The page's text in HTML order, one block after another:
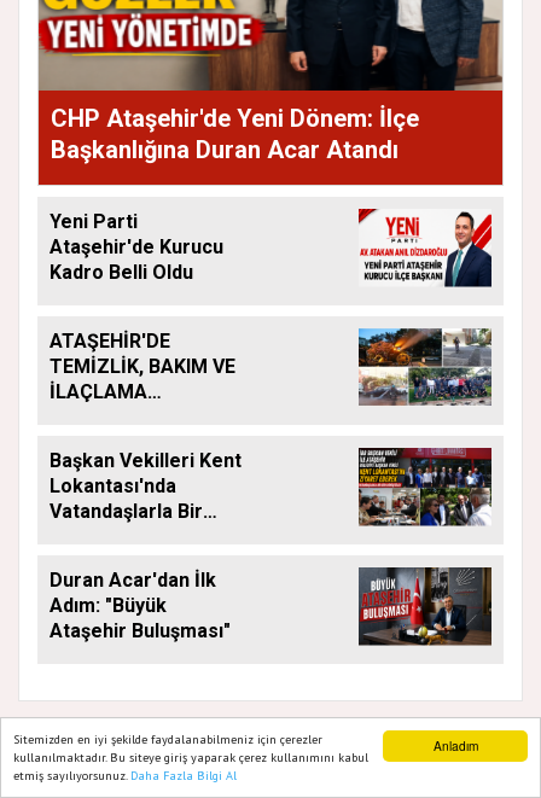
Anladım
Sitemizden en iyi şekilde faydalanabilmeniz için çerezler
kullanılmaktadır. Bu siteye giriş yaparak çerez kullanımını kabul
etmiş sayılıyorsunuz. Daha Fazla Bilgi Al
CHP Ataşehir'de Yeni Dönem: İlçe
Başkanlığına Duran Acar Atandı
Yeni Parti
Ataşehir'de Kurucu
Kadro Belli Oldu
ATAŞEHİR'DE
TEMİZLİK, BAKIM VE
İLAÇLAMA
Başkan Vekilleri Kent
Lokantası'nda
Vatandaşlarla Bir
Duran Acar'dan İlk
Adım: "Büyük
Ataşehir Buluşması"
GAZETE ATAŞEHIR 2020
Ana Sayfa Web TV